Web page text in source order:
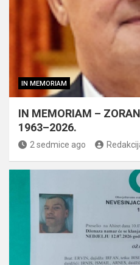
IN MEMORIAM
IN MEMORIAM –
1963–2026.
2 sedmice ago